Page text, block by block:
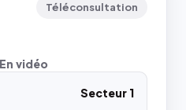
Téléconsultation
vidéo
Secteur 1